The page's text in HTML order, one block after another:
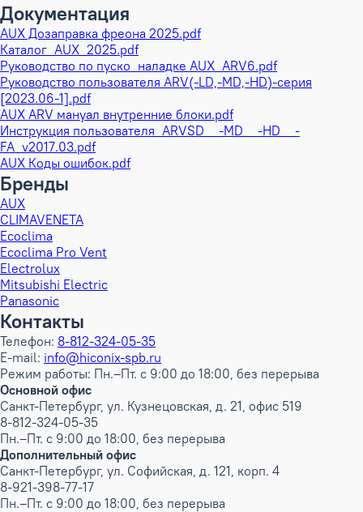
Документация
AUX Дозаправка фреона 2025.pdf
Каталог_AUX_2025.pdf
Руководство по пуско_наладке AUX_ARV6.pdf
Руководство пользователя ARV(-LD,-MD,-HD)-серия
[2023.06-1].pdf
AUX ARV мануал внутренние блоки.pdf
Инструкция пользователя_ARVSD__-MD__-HD__-
FA_v2017.03.pdf
AUX Коды ошибок.pdf
Бренды
AUX
CLIMAVENETA
Ecoclima
Ecoclima Pro Vent
Electrolux
Mitsubishi Electric
Panasonic
Контакты
Телефон: 8-812-324-05-35
E-mail: info@hiconix-spb.ru
Режим работы: Пн.–Пт. с 9:00 до 18:00, без перерыва
Основной офис
Санкт-Петербург, ул. Кузнецовская, д. 21, офис 519
8-812-324-05-35
Пн.–Пт. с 9:00 до 18:00, без перерыва
Дополнительный офис
Санкт-Петербург, ул. Софийская, д. 121, корп. 4
8-921-398-77-17
Пн.–Пт. с 9:00 до 18:00, без перерыва